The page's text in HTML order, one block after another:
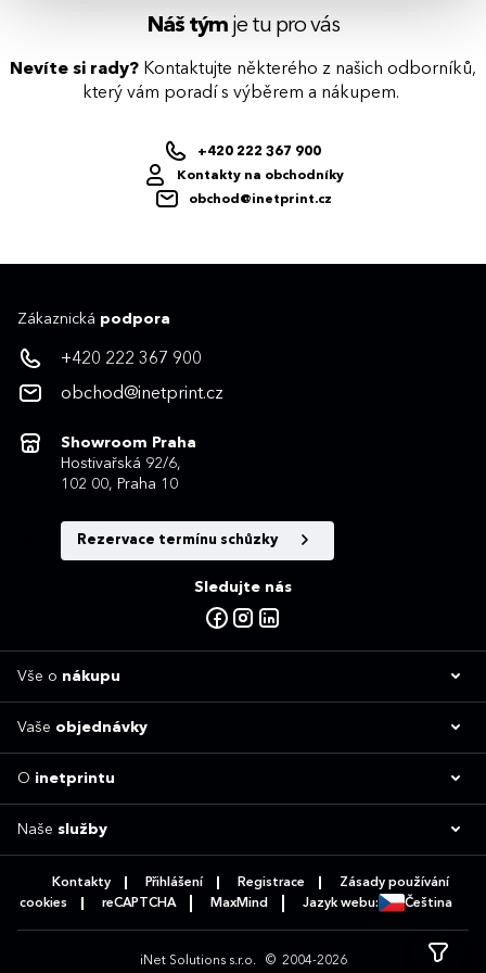
Náš týmje tu pro vás
Nevíte si rady? Kontaktujte některého z našich odborníků,
který vám poradí s výběrem a nákupem.
+420 222 367 900
Kontakty na obchodníky
obchod@inetprint.cz
Zákaznická podpora
+420 222 367 900
obchod@inetprint.cz
Showroom Praha
Hostivařská 92/6,
102 00, Praha 10
Rezervace termínu schůzky
Sledujte nás
Vše o nákupu
Vaše objednávky
O inetprintu
Naše služby
Kontakty Přihlášení Registrace
Zásady používání
cookies
reCAPTCHA MaxMind Jazyk webu: Čeština
iNet Solutions s.r.o. © 2004-2026